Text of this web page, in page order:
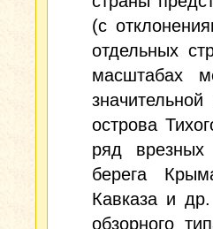
(с
отдельных
масштабах
острова
ряд
берега
Кавказа и
обзорного